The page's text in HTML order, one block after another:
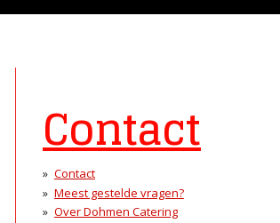
Contact
Contact
Meest gestelde vragen?
Over Dohmen Catering